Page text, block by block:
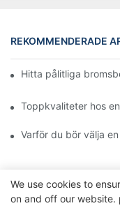
REKOMMENDERADE
Hitta pålitliga
Toppkvaliteter hos
Varför du bör välja
We use cookies to
on and off our website.